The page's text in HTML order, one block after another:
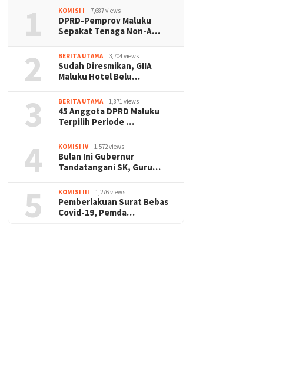
1 KOMISI I 7,687 views
DPRD-Pemprov Maluku
Sepakat Tenaga Non-A…
2 BERITA UTAMA 3,704 views
Sudah Diresmikan, GIIA
Maluku Hotel Belu…
3 BERITA UTAMA 1,871 views
45 Anggota DPRD Maluku
Terpilih Periode …
4 KOMISI IV 1,572 views
Bulan Ini Gubernur
Tandatangani SK, Guru…
5 KOMISI III 1,276 views
Pemberlakuan Surat Bebas
Covid-19, Pemda…